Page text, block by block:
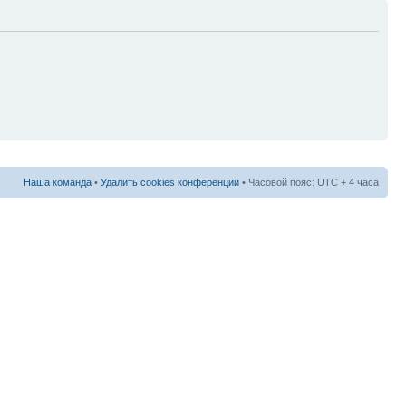
Наша команда • Удалить cookies конференции • Часовой пояс: UTC + 4 часа